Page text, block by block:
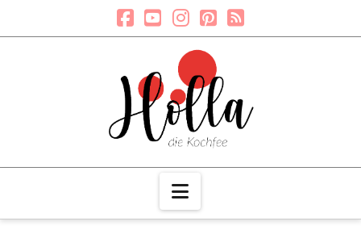
Navigation